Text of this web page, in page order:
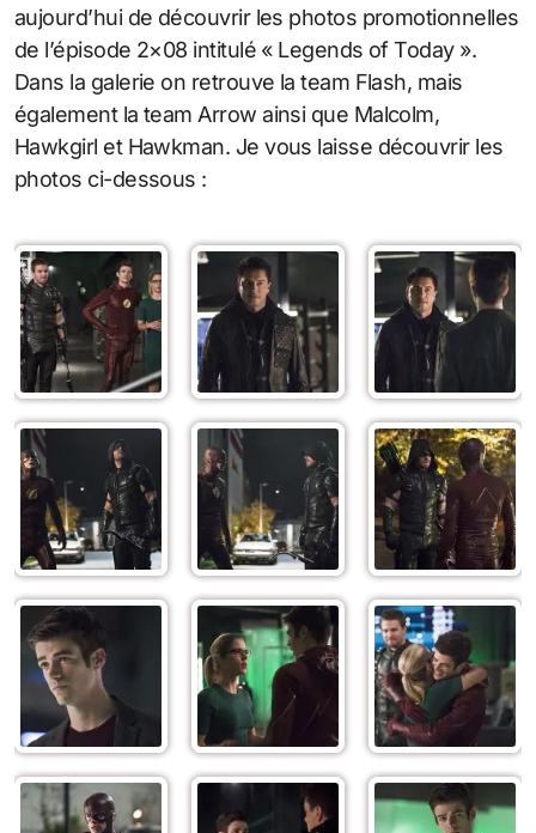
aujourd’hui de découvrir les photos promotionnelles
de l’épisode 2×08 intitulé « Legends of Today ».
Dans la galerie on retrouve la team Flash, mais
également la team Arrow ainsi que Malcolm,
Hawkgirl et Hawkman. Je vous laisse découvrir les
photos ci-dessous :